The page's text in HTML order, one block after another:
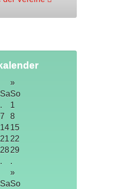
»
SaSo
.
1
7
8
14 15
21 22
28 29
.
.
»
SaSo